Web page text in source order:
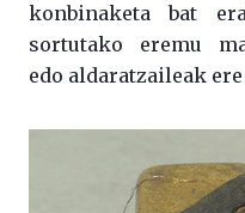
konbinaketa bat
sortutako eremu
edo aldaratzaileak